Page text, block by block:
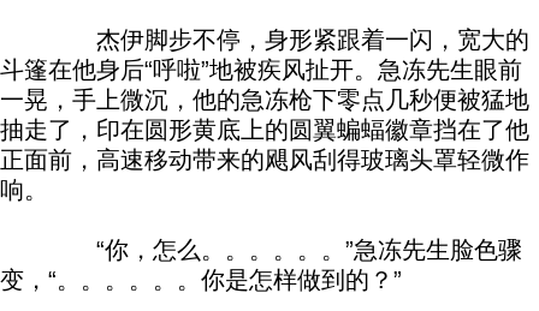
杰伊脚步不停，身形紧跟着一闪，宽大的
斗篷在他身后“呼啦”地被疾风扯开。急冻先生眼前
一晃，手上微沉，他的急冻枪下零点几秒便被猛地
抽走了，印在圆形黄底上的圆翼蝙蝠徽章挡在了他
正面前，高速移动带来的飓风刮得玻璃头罩轻微作
响。
“你，怎么。。。。。。”急冻先生脸色骤
变，“。。。。。。你是怎样做到的？”